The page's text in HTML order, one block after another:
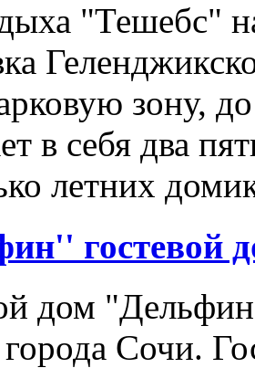
"Тешебс"
зону,
в себя два
летних
гостевой
дом
Сочи.